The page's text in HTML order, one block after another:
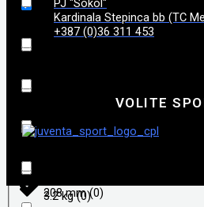
3,7(0)
3.2 kg(0)
195(0)
208 mm(0)
Kardinala Stepinca bb (TC
+387 (0)36 311 453
VOLITE